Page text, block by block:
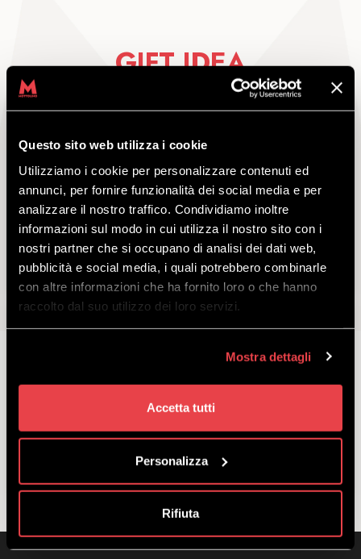
Questo sito web utilizza i cookie
Utilizziamo i cookie per personalizzare contenuti ed
annunci, per fornire funzionalità dei social media e per
analizzare il nostro traffico. Condividiamo inoltre
informazioni sul modo in cui utilizza il nostro sito con i
nostri partner che si occupano di analisi dei dati web,
pubblicità e social media, i quali potrebbero combinarle
con altre informazioni che ha fornito loro o che hanno
raccolto dal suo utilizzo dei loro servizi.
Mostra dettagli
Accetta tutti
Personalizza
Rifiuta
GIFT IDEA
GIFT IDEA - ALL INCLUSIVE
BIKEPARK
GIFT IDEA - SKIPASS LIVIGNO